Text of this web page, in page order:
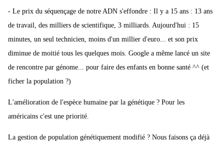
- Le prix du séquençage de notre ADN s'effondre : Il y a 15 ans : 13 ans
de travail, des milliers de scientifique, 3 milliards. Aujourd'hui : 15
minutes, un seul technicien, moins d'un millier d'euro... et son prix
diminue de moitié tous les quelques mois. Google a même lancé un site
de rencontre par génome... pour faire des enfants en bonne santé ^^ (et
ficher la population ?)
L'amélioration de l'espèce humaine par la génétique ? Pour les
américains c'est une priorité.
La gestion de population génétiquement modifié ? Nous faisons ça déjà